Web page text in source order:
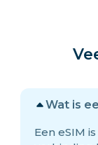
Wat is
Een eSIM